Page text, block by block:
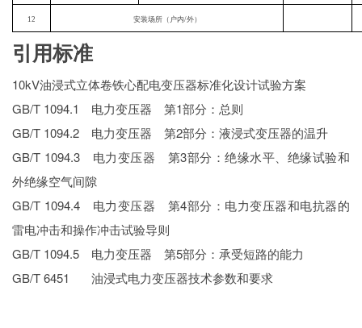
12 安装场所（户内/外）
引用标准
10kV油浸式立体卷铁心配电变压器标准化设计试验方案
GB/T 1094.1 电力变压器 第1部分：总则
GB/T 1094.2 电力变压器 第2部分：液浸式变压器的温升
GB/T 1094.3 电力变压器 第3部分：绝缘水平、绝缘试验和
外绝缘空气间隙
GB/T 1094.4 电力变压器 第4部分：电力变压器和电抗器的
雷电冲击和操作冲击试验导则
GB/T 1094.5 电力变压器 第5部分：承受短路的能力
GB/T 6451 油浸式电力变压器技术参数和要求